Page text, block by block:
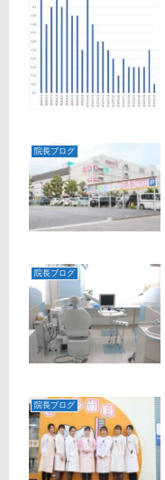
院長ブログ
院長ブログ
院長ブログ